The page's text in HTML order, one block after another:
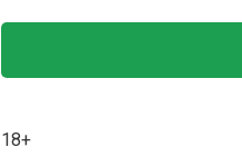
18+